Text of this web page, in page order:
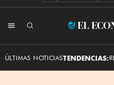
ÚLTIMAS NOTICIASTENDENCIAS: